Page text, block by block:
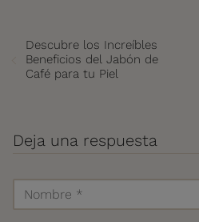
Descubre los Increíbles
Beneficios del Jabón de
Café para tu Piel
Deja una respuesta